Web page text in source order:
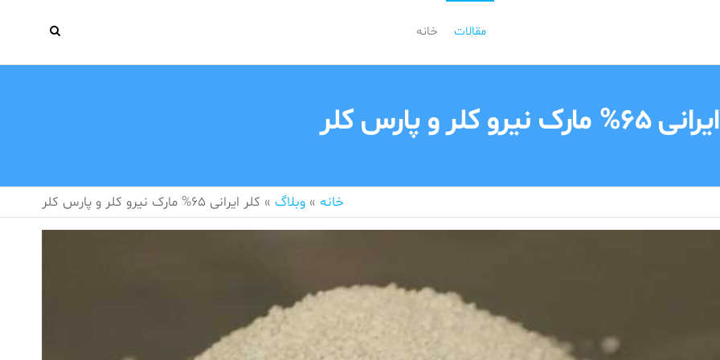
خانه مقالات
نیرو کلر و پارس کلر
خانه » وبلاگ » کلر ایرانی 65% مارک نیرو کلر و پارس کلر